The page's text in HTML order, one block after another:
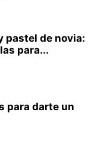
pastel de novia:
para...
para darte un